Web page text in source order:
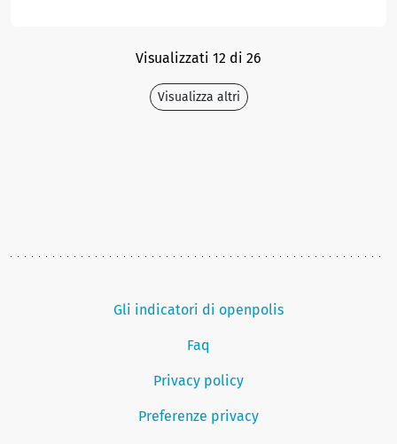
Visualizzati 12 di 26
Visualizza altri
Gli indicatori di openpolis
Faq
Privacy policy
Preferenze privacy